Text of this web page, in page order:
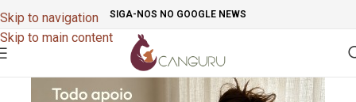
Skip to navigation
Skip to main content
SIGA-NOS NO GOOGLE NEWS